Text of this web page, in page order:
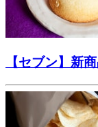
【セブン】新